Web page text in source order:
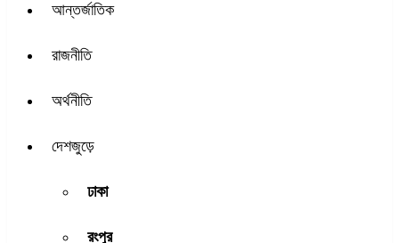
আন্তর্জাতিক
রাজনীতি
অর্থনীতি
দেশজুড়ে
ঢাকা
রংপুর